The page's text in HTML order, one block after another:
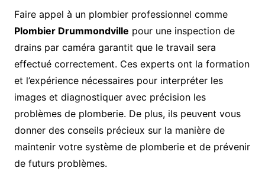
Faire appel à un plombier professionnel comme
Plombier Drummondville pour une inspection de
drains par caméra garantit que le travail sera
effectué correctement. Ces experts ont la formation
et l’expérience nécessaires pour interpréter les
images et diagnostiquer avec précision les
problèmes de plomberie. De plus, ils peuvent vous
donner des conseils précieux sur la manière de
maintenir votre système de plomberie et de prévenir
de futurs problèmes.